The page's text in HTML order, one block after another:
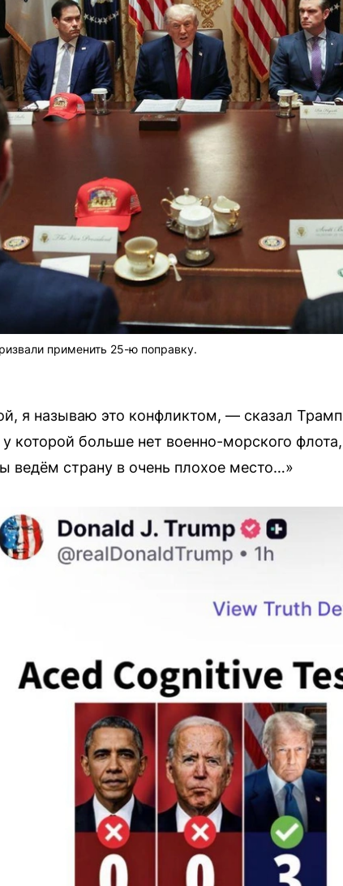
применить 25-ю поправку.
я называю это конфликтом, — сказал
которой больше нет военно-морского
ведём страну в очень плохое место…»